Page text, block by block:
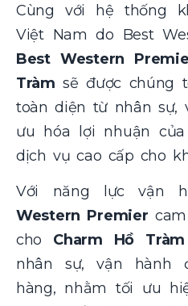
Cùng với hệ thống
Việt Nam do Best
Best Western
Tràm sẽ được chúng
toàn diện từ nhân sự,
ưu hóa lợi nhuận
dịch vụ cao cấp cho
Với năng lực vận
Western Premier
cho Charm Hồ
nhân sự, vận hành
hàng, nhằm tối ưu